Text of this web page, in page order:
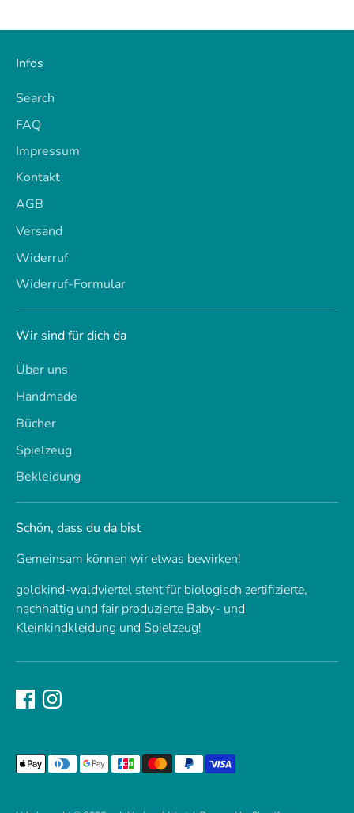
Infos
Search
FAQ
Impressum
Kontakt
AGB
Versand
Widerruf
Widerruf-Formular
Wir sind für dich da
Über uns
Handmade
Bücher
Spielzeug
Bekleidung
Schön, dass du da bist
Gemeinsam können wir etwas bewirken!
goldkind-waldviertel steht für biologisch zertifizierte,
nachhaltig und fair produzierte Baby- und
Kleinkindkleidung und Spielzeug!
Akzeptierte
Zahlungsarten